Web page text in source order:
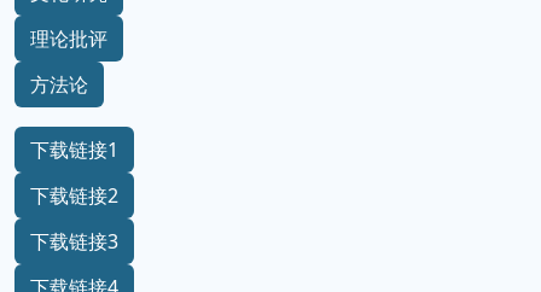
理论批评
方法论
下载链接1
下载链接2
下载链接3